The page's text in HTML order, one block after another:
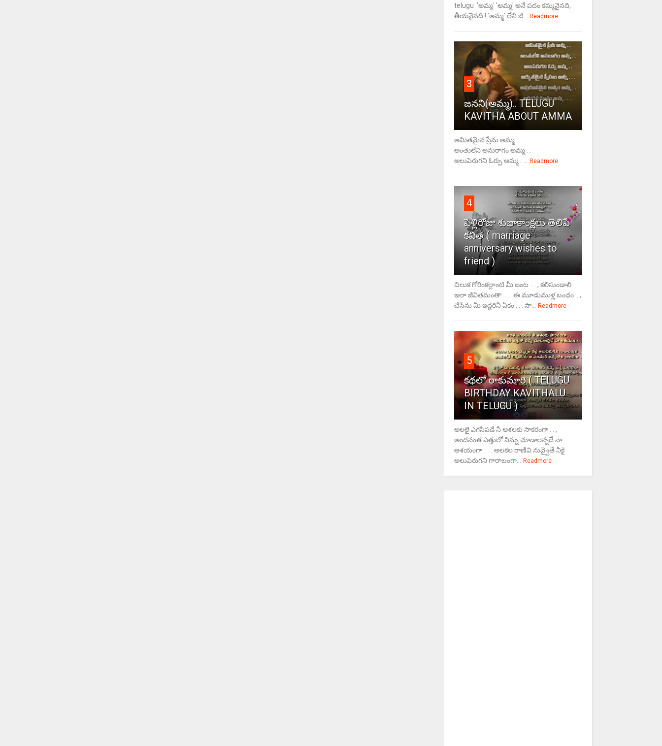
telugu 'అమ్మ' 'అమ్మ' అనే పదం కమ్మనైనది,
తీయనైనది ! 'అమ్మ' లేని జీ...
Readmore
3
జనని(అమ్మ).. TELUGU
KAVITHA ABOUT AMMA
అమితమైన ప్రేమ అమ్మ . .
అంతులేని అనురాగం అమ్మ . .
అలుపెరుగని ఓర్పు అమ్మ . ...
Readmore
4
పెళ్లిరోజు శుభాకాంక్షలు తెలిపే
కవిత ( marriage
anniversary wishes to
friend )
చిలుక గోరింకల్లాంటి మీ జంట . . , కలిసుండాలి
ఇలా జీవితమంతా . . . ఈ మూడుముళ్ల బంధం . ,
చేసేను మీ ఇద్దరినీ ఏకం . . . సా...
Readmore
5
కథలో రాకుమారి ( TELUGU
BIRTHDAY KAVITHALU
IN TELUGU )
అలలై ఎగసిపడే నీ ఆశలకు సాకరంగా . . ,
అందనంత ఎత్తులో నిన్ను చూడాలన్నదే నా
ఆశయంగా. . . . అలకల రాణివి నువ్వైతే నీకై
అలుపెరుగని గారాబంగా...
Readmore